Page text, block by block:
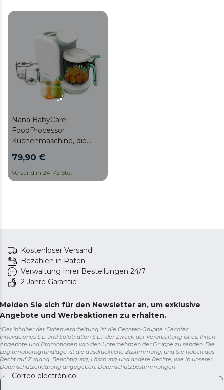
Nana BabyCare
FoodProcessor
Küchenmaschine, die
sterilisiert und Flaschen
erwärmt und für alle
Obst-, Gemüse- und
Wasser, Milch und
Lebensmitteln.
79,90 €
Versand in 24-72 Std.
Kostenloser Versand!
Bezahlen in Raten
Verwaltung Ihrer Bestellungen 24/7
2 Jahre Garantie
Melden Sie sich für den Newsletter an, um exklusive
Angebote und Werbeaktionen zu erhalten.
*Der Inhaber der Datenverarbeitung ist die Cecotec-Gruppe (Cecotec
Innovaciones S.L. und Solotriatlon S.L.), der Zweck der Verarbeitung ist es, Ihnen
Angebote und Promotionen von den Unternehmen der Gruppe zu senden. Die
Legitimationsgrundlage ist die ausdrückliche Zustimmung, und Sie haben das
Recht auf Zugang, Berichtigung, Löschung und andere Rechte, wie in unserer
Datenschutzerklärung angegeben. Datenschutzbestimmungen
Correo electrónico